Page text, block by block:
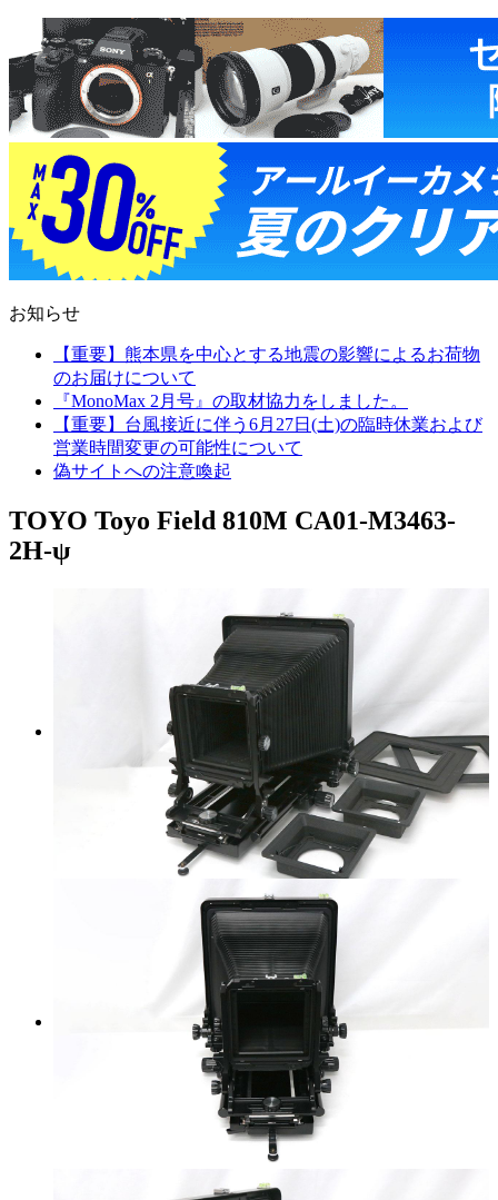
お知らせ
【重要】熊本県を中心とする地震の影響によるお荷物
のお届けについて
『MonoMax 2月号』の取材協力をしました。
【重要】台風接近に伴う6月27日(土)の臨時休業および
営業時間変更の可能性について
偽サイトへの注意喚起
TOYO Toyo Field 810M CA01-M3463-
2H-ψ